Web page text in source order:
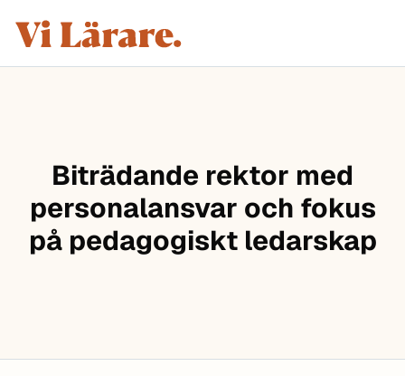
Hoppa till innehåll
ViLärare
Biträdande rektor med
personalansvar och fokus
på pedagogiskt ledarskap